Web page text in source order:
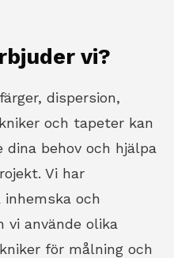
vi?
dispersion,
och tapeter kan
dina behov och hjälpa
Vi har
och
vi använde olika
för målning och